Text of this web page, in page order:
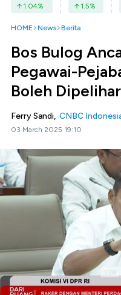
1.04% 1.5%
HOME News Berita
Bos Bulog
Pegawai-
Boleh
Ferry Sandi, CNBC
03 March 2025 19:10